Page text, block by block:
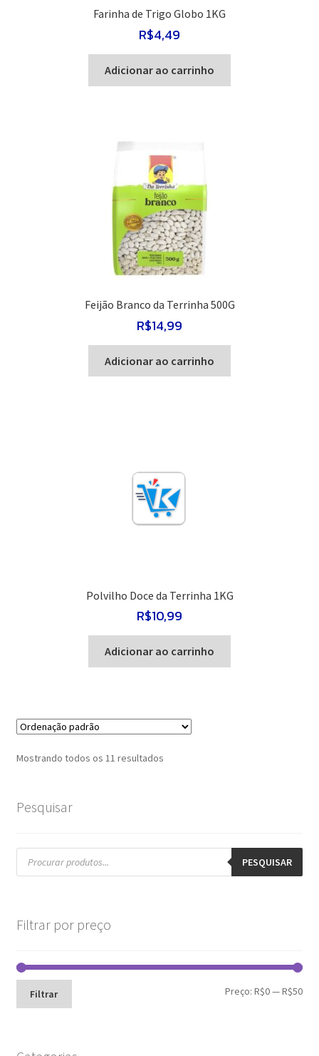
Farinha de Trigo Globo 1KG
R$4,49
Adicionar ao carrinho
Feijão Branco da Terrinha 500G
R$14,99
Adicionar ao carrinho
Polvilho Doce da Terrinha 1KG
R$10,99
Adicionar ao carrinho
Mostrando todos os 11 resultados
Pesquisar
Pesquisar
produtos PESQUISAR
Filtrar por preço
Filtrar Preço:R$0—R$50